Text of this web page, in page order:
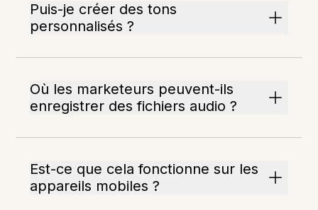
Puis-je créer des tons
personnalisés ?
Où les marketeurs peuvent-ils
enregistrer des fichiers audio ?
Est-ce que cela fonctionne sur les
appareils mobiles ?